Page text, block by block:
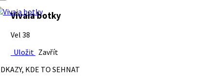
Vivaia botky
Vel 38
Uložit Zavřít
KDE TO SEHNAT